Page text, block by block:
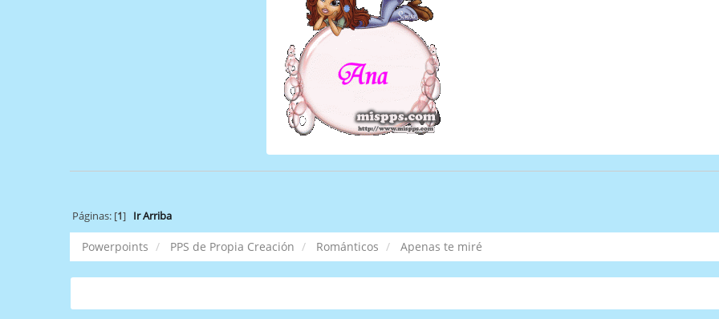
Páginas: [1] Ir Arriba
Powerpoints PPS de Propia Creación Románticos Apenas te miré